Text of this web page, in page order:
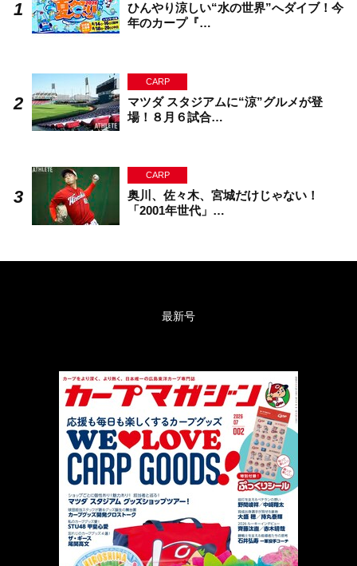
ひんやり涼しい“水の世界”へダイブ！今
年のカープ『…
CARP
マツダ スタジアムに“涼”グルメが登
場！８月６試合…
CARP
奥川、佐々木、宮城だけじゃない！
「2001年世代」…
最新号